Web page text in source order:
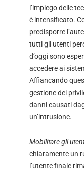
l’impiego delle
è intensificato.
predisporre
tutti gli utenti
d’oggi sono
accedere ai
Affiancando
gestione dei
danni causati
un’intrusione.
Mobilitare gli
chiaramente un
l’utente finale